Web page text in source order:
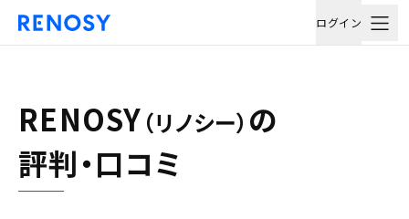
ログイン
RENOSY （リノシー） の
評判・口コミ